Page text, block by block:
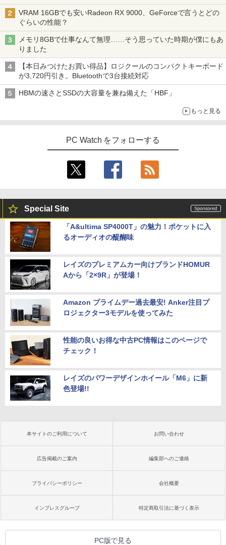
VRAM 16GBでも安いRadeon RX 9000、GeForceで言うとどの
ぐらいの性能？
メモリ8GBで仕事なんて無理……そう思っていた時期が僕にもあ
りました
【本日みつけたお買い得品】ロジクールのコンパクトキーボード
が3,720円引き。Bluetoothで3台接続対応
HBMの速さとSSDの大容量を兼ね備えた「HBF」
もっと見る
PC Watch をフォローする
Special Site
「A&ultima SP4000T」の魅力！ポケットに入
るオーディオの醍醐味
レイズのプレミアムカー向けブランドHOMUR
Aから「2×9R」が登場！
Amazon プライムデー過去最安! Anker注目プ
ロジェクター3モデルを使ってみた
性能の良いお得な中古PC情報はこのページで
チェック！
レイズのパワーデザインホイール「M6」に新
色登場!!
本サイトのご利用について お問い合わせ
広告掲載のご案内 編集部へのご連絡
プライバシーポリシー 会社概要
インプレスグループ 特定商取引法に基づく表示
PC版で見る